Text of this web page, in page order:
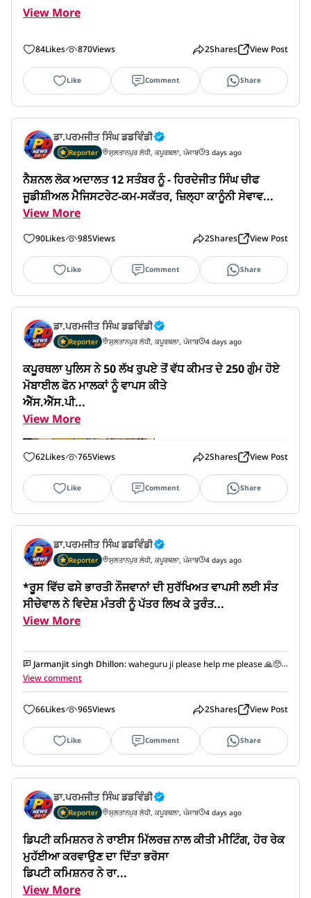
View More
84Likes 870Views 2Shares View Post
Like Comment Share
ਡਾ.ਪਰਮਜੀਤ ਸਿੰਘ ਡਡਵਿੰਡੀ
Reporter ਸੁਲਤਾਨਪੁਰ ਲੋਧੀ, ਕਪੂਰਥਲਾ, ਪੰਜਾਬ 3 days ago
ਨੈਸ਼ਨਲ ਲੋਕ ਅਦਾਲਤ 12 ਸਤੰਬਰ ਨੂੰ - ਹਿਰਦੇਜੀਤ ਸਿੰਘ ਚੀਫ
ਜੂਡੀਸ਼ੀਅਲ ਮੈਜਿਸਟਰੇਟ-ਕਮ-ਸਕੱਤਰ, ਜ਼ਿਲ੍ਹਾ ਕਾਨੂੰਨੀ ਸੇਵਾਵ...
View More
90Likes 985Views 2Shares View Post
Like Comment Share
ਡਾ.ਪਰਮਜੀਤ ਸਿੰਘ ਡਡਵਿੰਡੀ
Reporter ਸੁਲਤਾਨਪੁਰ ਲੋਧੀ, ਕਪੂਰਥਲਾ, ਪੰਜਾਬ 4 days ago
ਕਪੂਰਥਲਾ ਪੁਲਿਸ ਨੇ 50 ਲੱਖ ਰੁਪਏ ਤੋਂ ਵੱਧ ਕੀਮਤ ਦੇ 250 ਗੁੰਮ ਹੋਏ
ਮੋਬਾਈਲ ਫੋਨ ਮਾਲਕਾਂ ਨੂੰ ਵਾਪਸ ਕੀਤੇ
ਐੱਸ.ਐੱਸ.ਪੀ...
View More
62Likes 765Views 2Shares View Post
Like Comment Share
ਡਾ.ਪਰਮਜੀਤ ਸਿੰਘ ਡਡਵਿੰਡੀ
Reporter ਸੁਲਤਾਨਪੁਰ ਲੋਧੀ, ਕਪੂਰਥਲਾ, ਪੰਜਾਬ 4 days ago
*ਰੂਸ ਵਿੱਚ ਫਸੇ ਭਾਰਤੀ ਨੌਜਵਾਨਾਂ ਦੀ ਸੁਰੱਖਿਅਤ ਵਾਪਸੀ ਲਈ ਸੰਤ
ਸੀਚੇਵਾਲ ਨੇ ਵਿਦੇਸ਼ ਮੰਤਰੀ ਨੂੰ ਪੱਤਰ ਲਿਖ ਕੇ ਤੁਰੰਤ...
View More
Jarmanjit singh Dhillon:waheguru ji please help me please 🙏🥺
please contact me _7888344494
View comment
66Likes 965Views 2Shares View Post
Like Comment Share
ਡਾ.ਪਰਮਜੀਤ ਸਿੰਘ ਡਡਵਿੰਡੀ
Reporter ਸੁਲਤਾਨਪੁਰ ਲੋਧੀ, ਕਪੂਰਥਲਾ, ਪੰਜਾਬ 4 days ago
ਡਿਪਟੀ ਕਮਿਸ਼ਨਰ ਨੇ ਰਾਈਸ ਮਿੱਲਰਜ਼ ਨਾਲ ਕੀਤੀ ਮੀਟਿੰਗ, ਹੋਰ ਰੇਕ
ਮੁਹੱਈਆ ਕਰਵਾਉਣ ਦਾ ਦਿੱਤਾ ਭਰੋਸਾ
ਡਿਪਟੀ ਕਮਿਸ਼ਨਰ ਨੇ ਰਾ...
View More